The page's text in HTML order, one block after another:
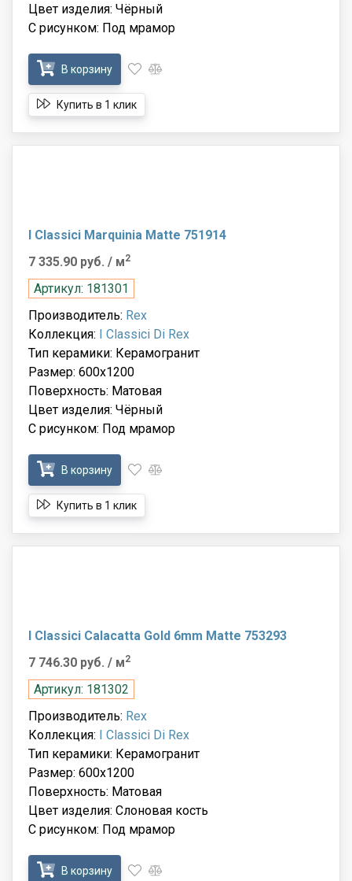
Цвет изделия: Чёрный
С рисунком: Под мрамор
В корзину
Купить в 1 клик
I Classici Marquinia Matte 751914
7 335.90 руб. / м2
Артикул: 181301
Производитель: Rex
Коллекция: I Classici Di Rex
Тип керамики: Керамогранит
Размер: 600x1200
Поверхность: Матовая
Цвет изделия: Чёрный
С рисунком: Под мрамор
В корзину
Купить в 1 клик
I Classici Calacatta Gold 6mm Matte 753293
7 746.30 руб. / м2
Артикул: 181302
Производитель: Rex
Коллекция: I Classici Di Rex
Тип керамики: Керамогранит
Размер: 600x1200
Поверхность: Матовая
Цвет изделия: Слоновая кость
С рисунком: Под мрамор
В корзину